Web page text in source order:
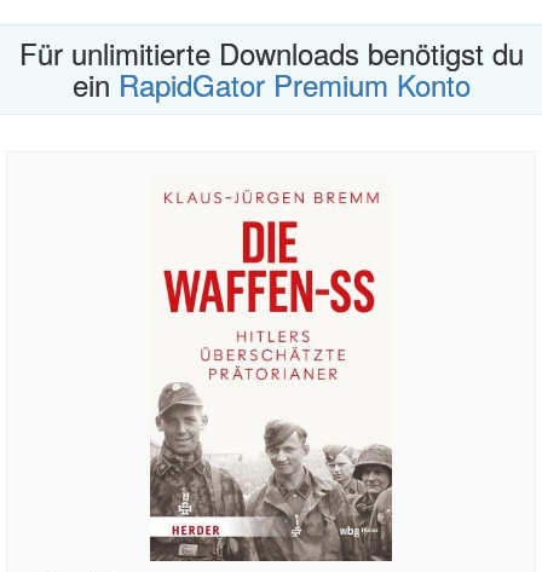
Für unlimitierte Downloads benötigst du
ein RapidGator Premium Konto